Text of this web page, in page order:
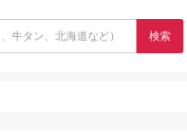
検索